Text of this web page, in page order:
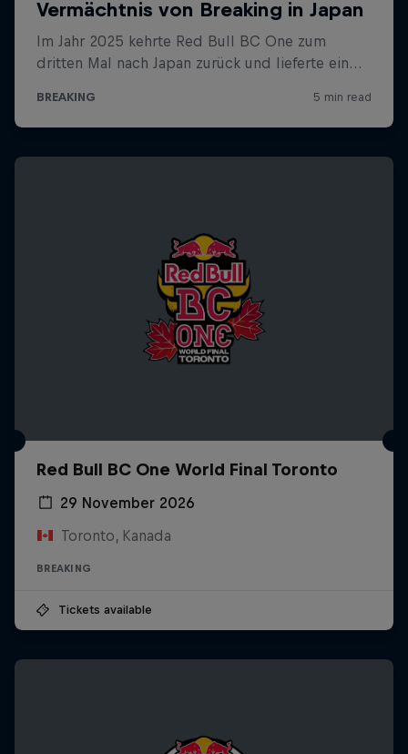
Red Bull BC One World Final Toronto
29 November 2026
Toronto, Kanada
BREAKING
Tickets available